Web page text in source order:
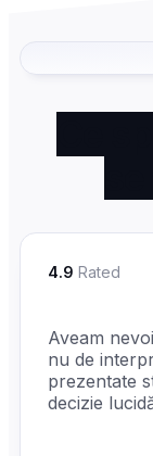
4.9 Rated
Aveam
nu de
prezentate
decizie